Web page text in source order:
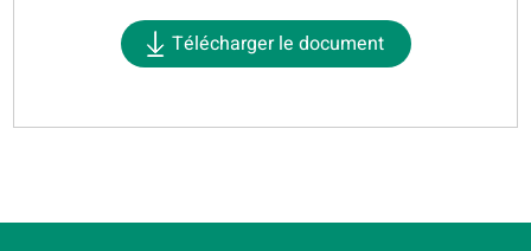
Télécharger le document